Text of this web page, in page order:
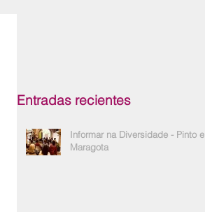
Entradas recientes
Informar na Diversidade - Pinto e
Maragota